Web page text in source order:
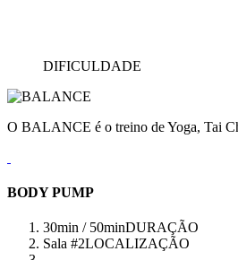
DIFICULDADE
O BALANCE é o treino de Yoga, Tai
BODY PUMP
30min / 50minDURAÇÃO
Sala #2LOCALIZAÇÃO